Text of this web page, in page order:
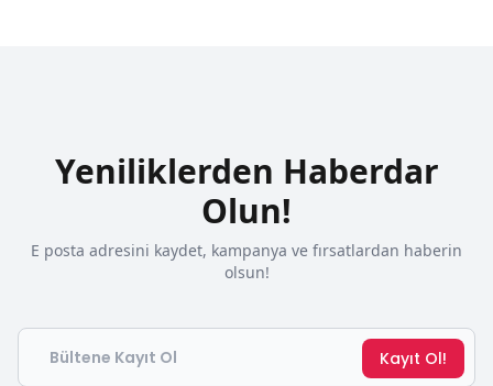
Yeniliklerden Haberdar
Olun!
E posta adresini kaydet, kampanya ve fırsatlardan haberin
olsun!
Email
Kayıt Ol!